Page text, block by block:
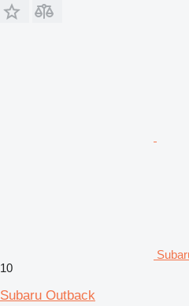
10
Subaru Outback